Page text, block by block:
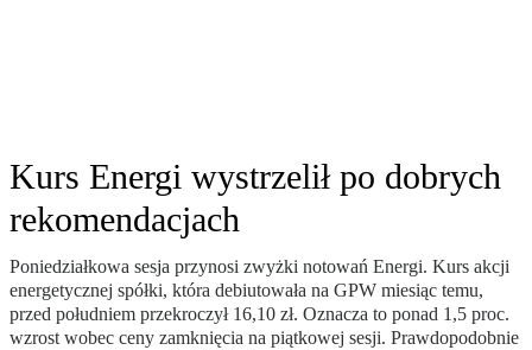
Kurs Energi wystrzelił po dobrych
rekomendacjach
Poniedziałkowa sesja przynosi zwyżki notowań Energi. Kurs akcji
energetycznej spółki, która debiutowała na GPW miesiąc temu,
przed południem przekroczył 16,10 zł. Oznacza to ponad 1,5 proc.
wzrost wobec ceny zamknięcia na piątkowej sesji. Prawdopodobnie